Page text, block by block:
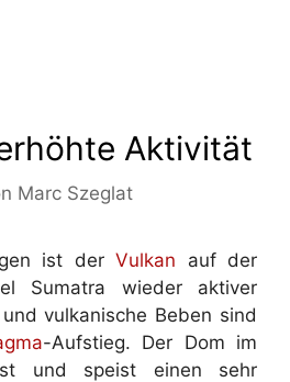
Aktivität
Marc Szeglat
ist der Vulkan auf der
Sumatra wieder aktiver
vulkanische Beben sind
-Aufstieg. Der Dom im
und speist einen sehr